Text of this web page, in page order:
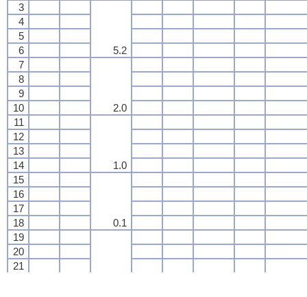
3
5.2
4
5
6
7
2.0
8
9
10
11
1.0
12
13
14
15
0.1
16
17
18
19
20
21
3
5.2
4
5
6
7
2.0
8
9
10
11
1.0
12
13
14
15
0.1
16
17
18
19
20
21
3
5.2
4
5
6
7
2.0
8
9
10
11
1.0
12
13
14
15
0.1
16
17
18
19
20
21
3
5.2
4
5
6
7
2.0
8
9
10
11
1.0
12
13
14
15
0.1
16
17
18
19
20
21